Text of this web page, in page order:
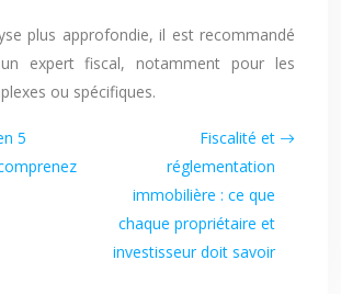
plus approfondie, il est recommandé
expert fiscal, notamment pour les
ou spécifiques.
5
Fiscalité et
réglementation
immobilière : ce que
chaque propriétaire et
investisseur doit savoir